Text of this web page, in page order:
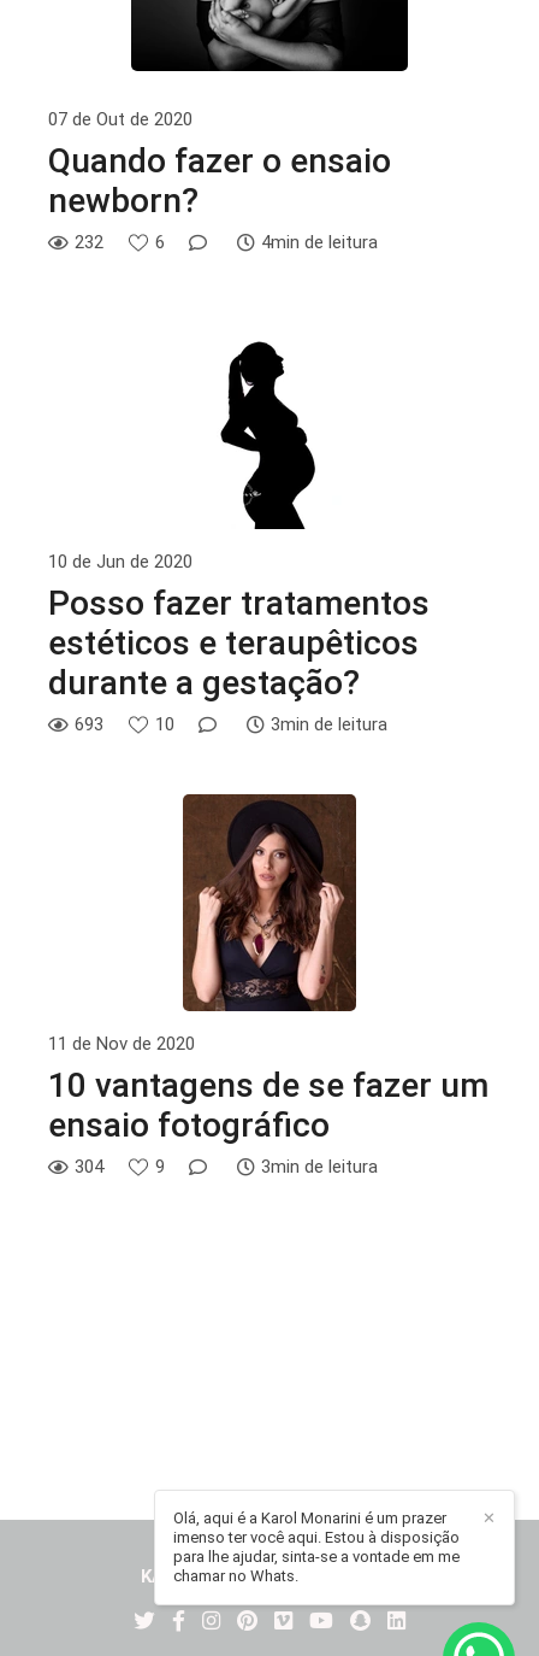
07 de Out de 2020
Quando fazer o ensaio
newborn?
232 6 4min de leitura
10 de Jun de 2020
Posso fazer tratamentos
estéticos e teraupêticos
durante a gestação?
693 10 3min de leitura
11 de Nov de 2020
10 vantagens de se fazer um
ensaio fotográfico
304 9 3min de leitura
KAROL MONARINI/
✕
Olá, aqui é a Karol Monarini é um prazer
imenso ter você aqui. Estou à disposição
para lhe ajudar, sinta-se a vontade em me
chamar no Whats.